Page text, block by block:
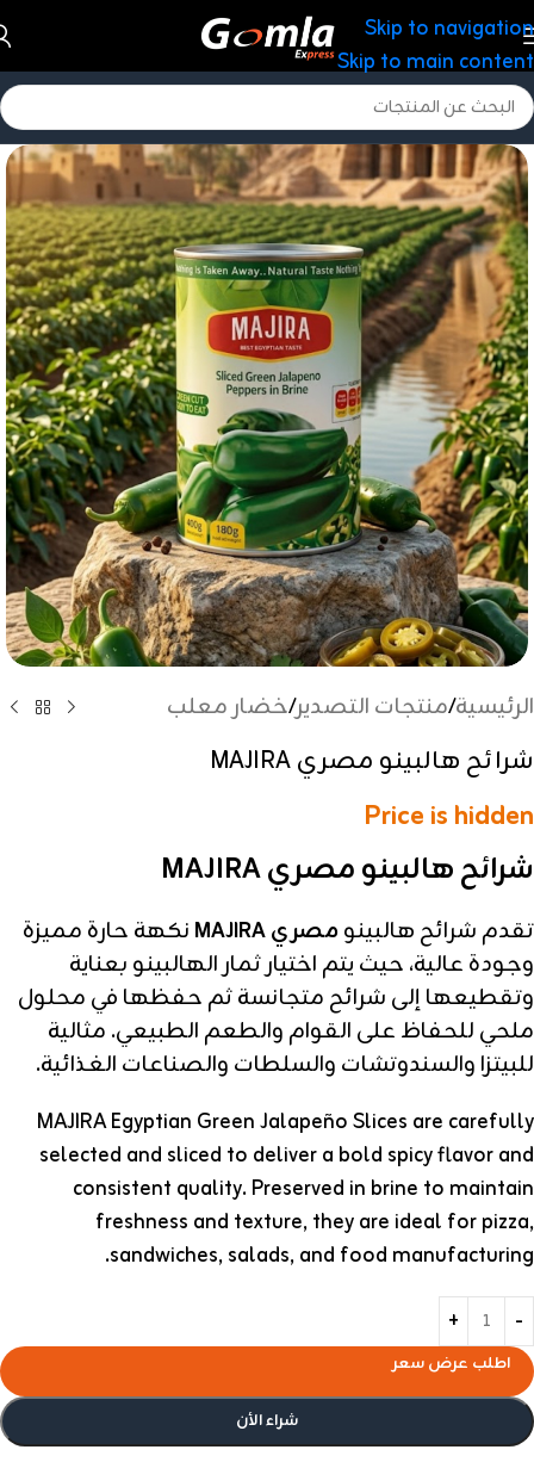
Skip to navigation
Skip to main content
الرئيسية/منتجات التصدير/خضار معلب
شرائح هالبينو مصري MAJIRA
Price is hidden
شرائح هالبينو مصري MAJIRA
تقدم شرائح هالبينو مصري MAJIRA
نكهة حارة مميزة
وجودة عالية، حيث يتم اختيار ثمار الهالبينو بعناية
وتقطيعها إلى شرائح متجانسة ثم حفظها في محلول
ملحي للحفاظ على القوام والطعم الطبيعي. مثالية
للبيتزا والسندوتشات والسلطات والصناعات الغذائية.
MAJIRA Egyptian Green Jalapeño Slices are carefully
selected and sliced to deliver a bold spicy flavor and
consistent quality. Preserved in brine to maintain
freshness and texture, they are ideal for pizza,
sandwiches, salads, and food manufacturing.
اطلب عرض سعر
شراء الأن